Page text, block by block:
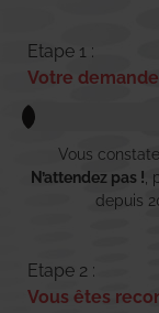
Etape 1 :
Votre
Vous
N’attendez pas !
depuis
Etape 2 :
Vous êtes